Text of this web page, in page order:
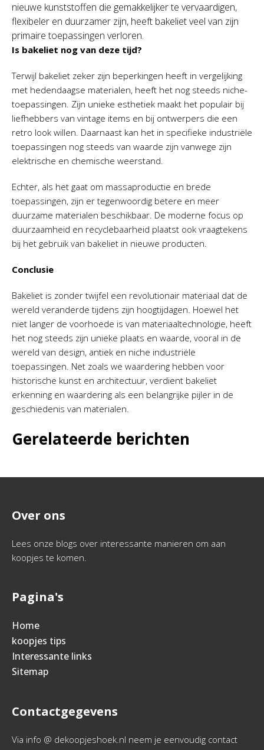
nieuwe kunststoffen die gemakkelijker te vervaardigen,
flexibeler en duurzamer zijn, heeft bakeliet veel van zijn
primaire toepassingen verloren.
Is bakeliet nog van deze tijd?
Terwijl bakeliet zeker zijn beperkingen heeft in vergelijking
met hedendaagse materialen, heeft het nog steeds niche-
toepassingen. Zijn unieke esthetiek maakt het populair bij
liefhebbers van vintage items en bij ontwerpers die een
retro look willen. Daarnaast kan het in specifieke industriële
toepassingen nog steeds van waarde zijn vanwege zijn
elektrische en chemische weerstand.
Echter, als het gaat om massaproductie en brede
toepassingen, zijn er tegenwoordig betere en meer
duurzame materialen beschikbaar. De moderne focus op
duurzaamheid en recyclebaarheid plaatst ook vraagtekens
bij het gebruik van bakeliet in nieuwe producten.
Conclusie
Bakeliet is zonder twijfel een revolutionair materiaal dat de
wereld veranderde tijdens zijn hoogtijdagen. Hoewel het
niet langer de voorhoede is van materiaaltechnologie, heeft
het nog steeds zijn unieke plaats en waarde, vooral in de
wereld van design, antiek en niche industriële
toepassingen. Net zoals we waardering hebben voor
historische kunst en architectuur, verdient bakeliet
erkenning en waardering als een belangrijke pijler in de
geschiedenis van materialen.
Gerelateerde berichten
Over ons
Lees onze blogs over interessante manieren om aan
koopjes te komen.
Pagina's
Home
koopjes tips
Interessante links
Sitemap
Contactgegevens
Via info @ dekoopjeshoek.nl neem je eenvoudig contact